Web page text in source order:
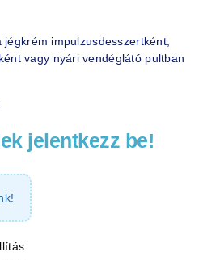
impulzusdesszertként,
vagy nyári vendéglátó pultban
jelentkezz be!